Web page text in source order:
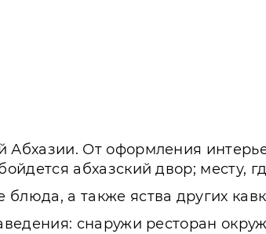
Абхазии. От оформления
абхазский двор; месту,
а также яства других
снаружи ресторан